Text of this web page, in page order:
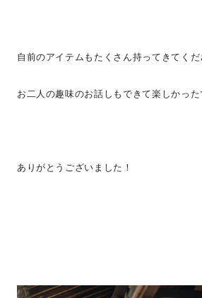
自前のアイテムもたくさん持ってきてくだ
お二人の趣味のお話しもできて楽しかった
ありがとうございました！